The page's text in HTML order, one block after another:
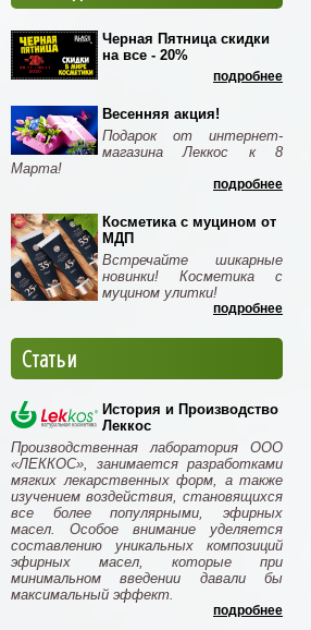
Черная Пятница скидки
на все - 20%
подробнее
Весенняя акция!
Подарок от интернет-
магазина Леккос к 8
Марта!
подробнее
Косметика с муцином от
МДП
Встречайте шикарные
новинки! Косметика с
муцином улитки!
подробнее
Статьи
История и Производство
Леккос
Производственная лаборатория ООО
«ЛЕККОС», занимается разработками
мягких лекарственных форм, а также
изучением воздействия, становящихся
все более популярными, эфирных
масел. Особое внимание уделяется
составлению уникальных композиций
эфирных масел, которые при
минимальном введении давали бы
максимальный эффект.
подробнее